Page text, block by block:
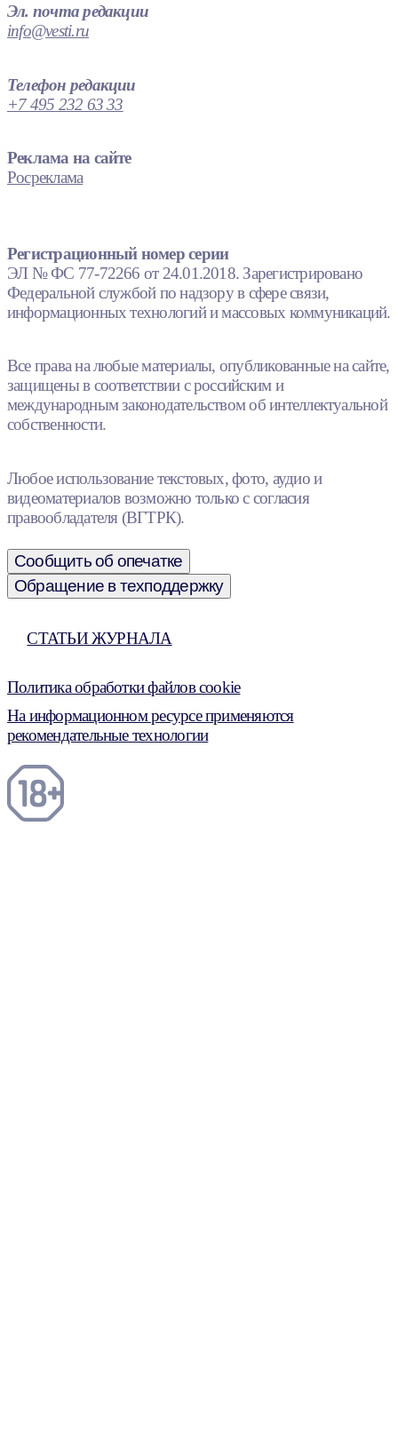
Эл. почта редакции
info@vesti.ru
Телефон редакции
+7 495 232 63 33
Реклама на сайте
Росреклама
Регистрационный номер серии
ЭЛ № ФС 77-72266 от 24.01.2018. Зарегистрировано
Федеральной службой по надзору в сфере связи,
информационных технологий и массовых коммуникаций.
Все права на любые материалы, опубликованные на сайте,
защищены в соответствии с российским и
международным законодательством об интеллектуальной
собственности.
Любое использование текстовых, фото, аудио и
видеоматериалов возможно только с согласия
правообладателя (ВГТРК).
Сообщить об опечатке
Обращение в техподдержку
СТАТЬИ ЖУРНАЛА
Политика обработки файлов cookie
На информационном ресурсе применяются
рекомендательные технологии